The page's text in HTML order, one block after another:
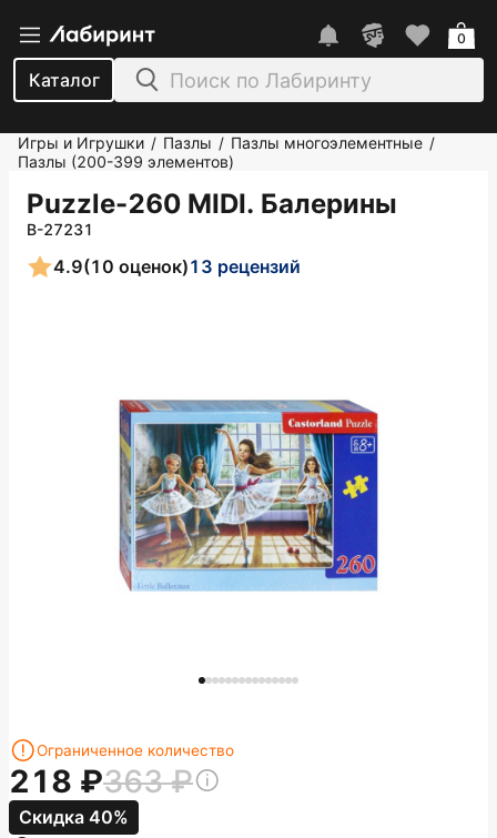
Каталог
0
Игры и Игрушки / Пазлы / Пазлы многоэлементные /
Пазлы (200-399 элементов)
Puzzle-260 MIDI. Балерины
B-27231
4.9(10 оценок)13 рецензий
Ограниченное количество
218 363
Скидка 40%